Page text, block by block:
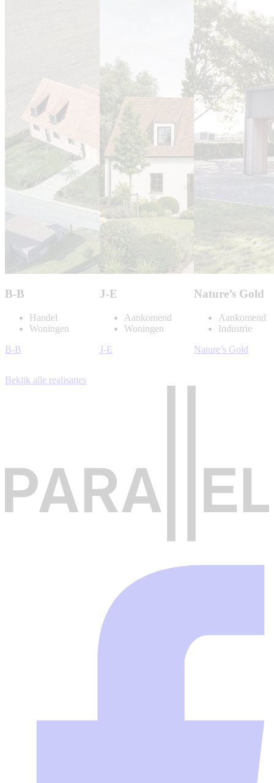
B-B
Handel
Woningen
B-B
J-E
Aankomend
Woningen
J-E
Nature’s Gold
Aankomend
Industrie
Nature’s Gold
Bekijk alle realisaties